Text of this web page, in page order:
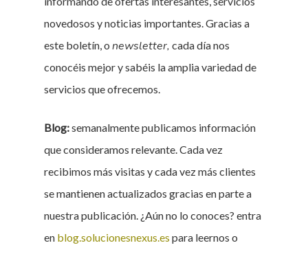
novedosos y noticias importantes. Gracias a
este boletín, o newsletter, cada día nos
conocéis mejor y sabéis la amplia variedad de
servicios que ofrecemos.
Blog:semanalmente publicamos información
que consideramos relevante. Cada vez
recibimos más visitas y cada vez más clientes
se mantienen actualizados gracias en parte a
nuestra publicación. ¿Aún no lo conoces? entra
en blog.solucionesnexus.es para leernos o